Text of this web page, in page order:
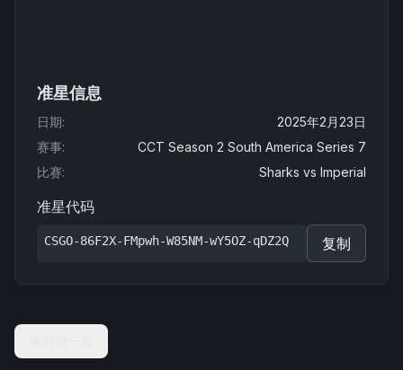
准星信息
日期:
2025年2月23日
赛事:
CCT Season 2 South America Series 7
比赛: Sharks vs Imperial
准星代码
CSGO-86F2X-FMpwh-W85NM-wY5OZ-qDZ2Q 复制